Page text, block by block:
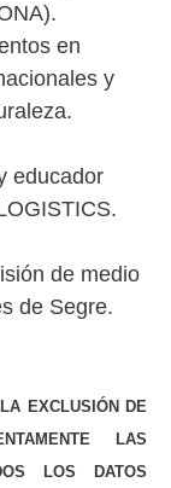
en
y
educador
de medio
de Segre.
EXCLUSIÓN DE
LAS
LOS DATOS